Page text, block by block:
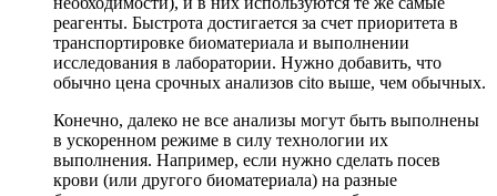
реагенты. Быстрота достигается за счет приоритета в
транспортировке биоматериала и выполнении
исследования в лаборатории. Нужно добавить, что
обычно цена срочных анализов cito выше, чем обычных.
Конечно, далеко не все анализы могут быть выполнены
в ускоренном режиме в силу технологии их
выполнения. Например, если нужно сделать посев
крови (или другого биоматериала) на разные